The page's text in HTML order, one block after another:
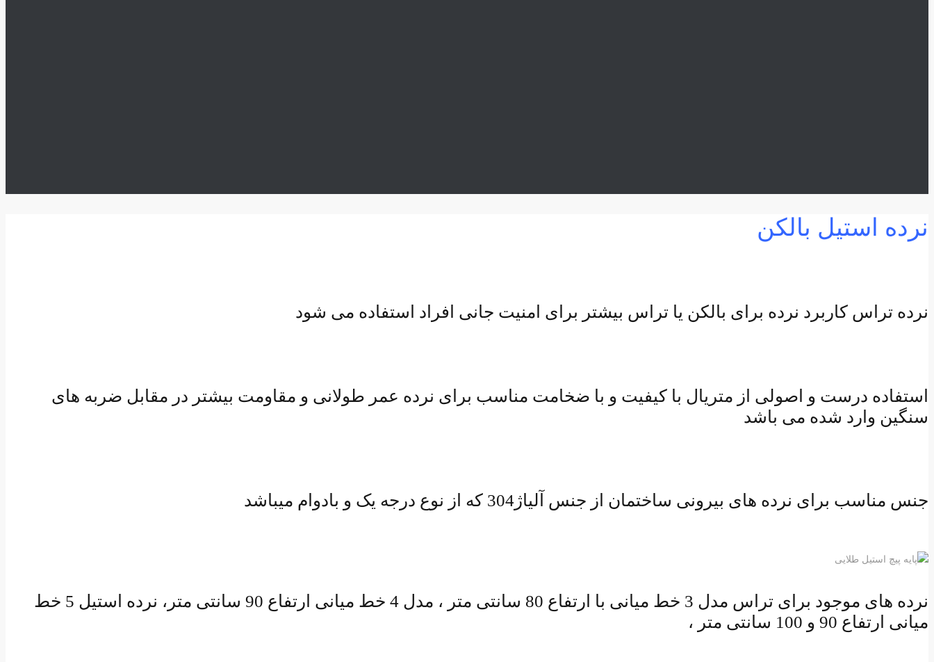
نرده استیل بالکن
نرده تراس کاربرد نرده برای بالکن یا تراس بیشتر برای امنیت جانی افراد استفاده می شود
استفاده درست و اصولی از متریال با کیفیت و با ضخامت مناسب برای نرده عمر طولانی و مقاومت بیشتر در مقابل ضربه های
سنگین وارد شده می باشد
جنس مناسب برای نرده های بیرونی ساختمان از جنس آلیاژ304 که از نوع درجه یک و بادوام میباشد
نرده های موجود برای تراس مدل 3 خط میانی با ارتفاع 80 سانتی متر ، مدل 4 خط میانی ارتفاع 90 سانتی متر، نرده استیل 5 خط
میانی ارتفاع 90 و 100 سانتی متر ،